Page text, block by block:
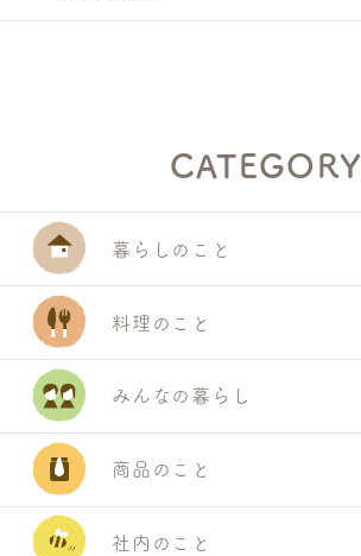
CATEGORY
暮らしのこと
料理のこと
みんなの暮らし
商品のこと
社内のこと